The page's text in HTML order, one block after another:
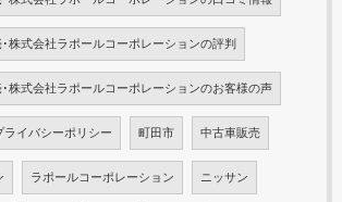
株式会社ラポールコーポレーションの評判
株式会社ラポールコーポレーションのお客様の声
ライバシーポリシー 町田市 中古車販売
ラポールコーポレーション ニッサン